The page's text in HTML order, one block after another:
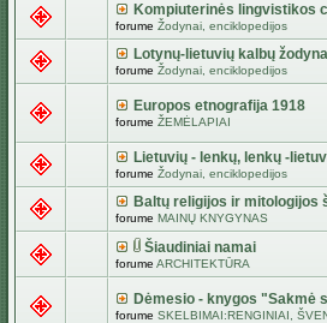
Kompiuterinės lingvistikos
forume Žodynai, enciklopedijos
Lotynų-lietuvių kalbų
forume Žodynai, enciklopedijos
Europos etnografija 1918
forume ŽEMĖLAPIAI
Lietuvių - lenkų, lenkų -
forume Žodynai, enciklopedijos
Baltų religijos ir mitologijos
forume MAINŲ KNYGYNAS
Šiaudiniai namai
forume ARCHITEKTŪRA
Dėmesio - knygos "Sakmė
forume SKELBIMAI:RENGINIAI,